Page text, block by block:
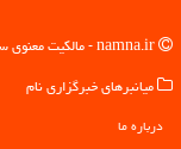
میانبرهای خبرگزاری نام
درباره ما